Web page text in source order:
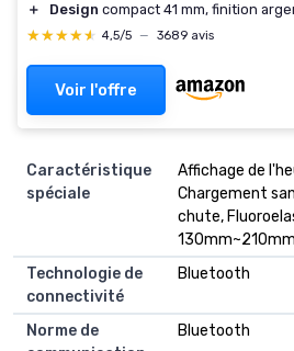
＋
Design compact 41 mm, finition
★★★★★
★★★★★ 4,5/5 — 3689 avis
Voir l'offre
Caractéristique
spéciale
Affichage de
Chargement
chute,
Technologie de
connectivité
Bluetooth
Norme de
Bluetooth